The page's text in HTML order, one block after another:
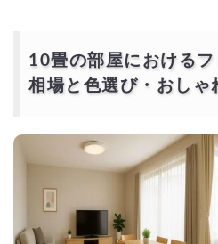
10畳の部屋における
相場と色選び・おしゃ